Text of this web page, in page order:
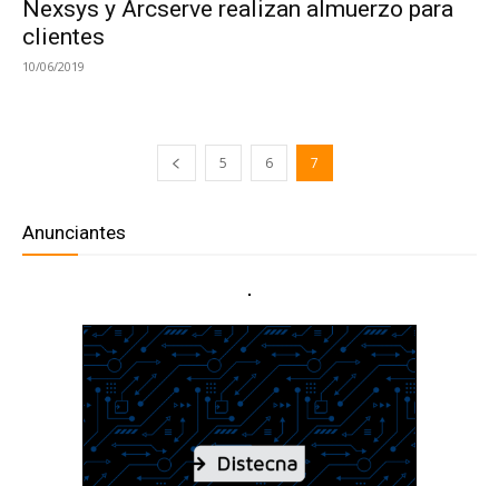
Nexsys y Arcserve realizan almuerzo para
clientes
10/06/2019
5 6 7
Anunciantes